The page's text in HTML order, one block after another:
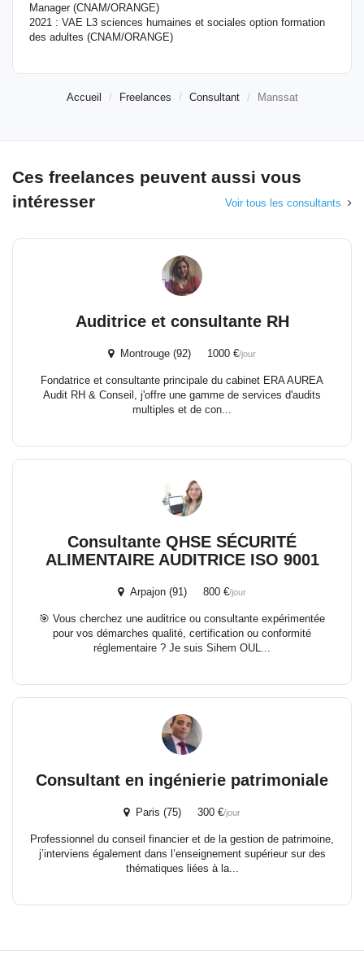
Manager (CNAM/ORANGE)
2021 : VAE L3 sciences humaines et sociales option formation
des adultes (CNAM/ORANGE)
Accueil Freelances Consultant Manssat
Ces freelances peuvent aussi vous
intéresser
Voir tous les consultants
Auditrice et consultante RH
Montrouge (92) 1000 €/jour
Fondatrice et consultante principale du cabinet ERA AUREA
Audit RH & Conseil, j'offre une gamme de services d'audits
multiples et de con...
Consultante QHSE SÉCURITÉ
ALIMENTAIRE AUDITRICE ISO 9001
Arpajon (91) 800 €/jour
🎯 Vous cherchez une auditrice ou consultante expérimentée
pour vos démarches qualité, certification ou conformité
réglementaire ? Je suis Sihem OUL...
Consultant en ingénierie patrimoniale
Paris (75) 300 €/jour
Professionnel du conseil financier et de la gestion de patrimoine,
j’interviens également dans l’enseignement supérieur sur des
thématiques liées à la...